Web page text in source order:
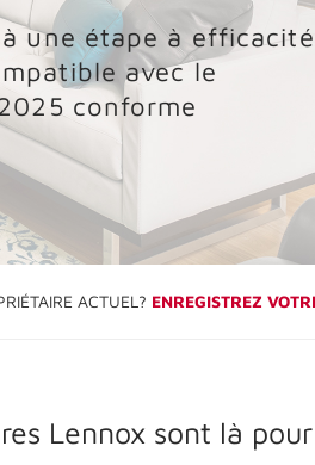
une étape à efficacité
avec le
conforme
ACTUEL? ENREGISTREZ
Lennox sont là